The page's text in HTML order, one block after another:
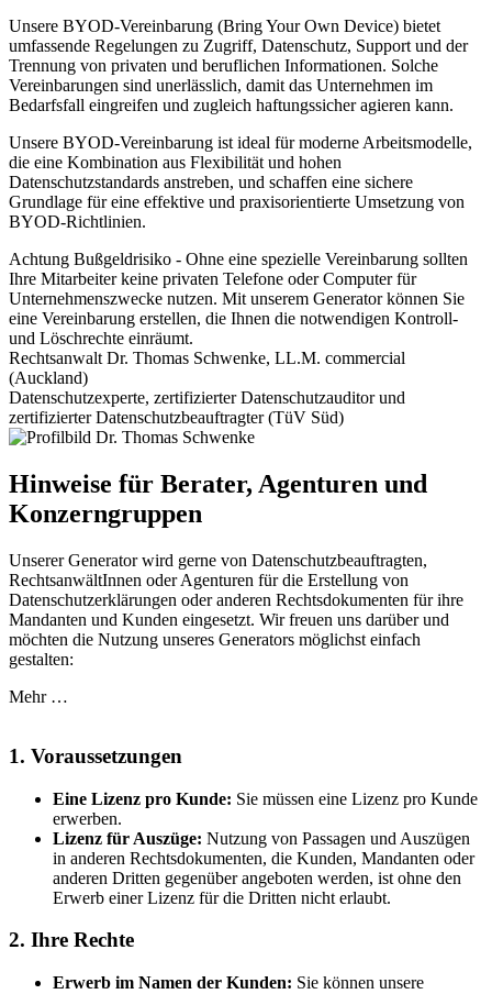
ordentlich als HTML Code in mein CMS übernehmen
kann und mich da nicht selbst um Formatierung oder
interne Links zu einzelnen Abschnitten kümmern
muss.Daneben sind die Erläuterungen zu den einzelnen
Abschnitten sehr hilfreich und ich freue mich sehr hier
direkt in der Erläuterung für mich eine gute
Entscheidungshilfe gefunden zu haben.Ich hatte vor
einigen Jahren schon einmal den Generaor gemeinsam
mit anderen Generatoren genutzt und bin nun sehr
begeistert, dass der Hinweis "vom Websiteinhaber
angepasst." nicht mehr erforderlich ist sondern auf
einen Klick alle Texte generiert und die Inhalte auch
zentral gespeichert werden.Die Lizenzbedingungen
sind, in meinen Augen, außerordentlich fair und gerade
bei Aktualisierungen freue ich mich unheimlich hier
einfach den Text in die Zwischenablage übernehmen zu
verständlichen Texten ist daher auch die Technik hinter
den Generator für mich ein echter Pluspunkt und ich
nutzen zu können und Bildnachweise im Impressum
nicht mehr immer manuell hinterlegen zu müssen
sondern so direkt im Kundenprofil hinterlegt zu
haben.Das sich Standardsoftware durch Modularität
diese "Webanwendung" ist für mich ebenfalls ein
Unsere BYOD-Vereinbarung (Bring Your Own Device) bietet
umfassende Regelungen zu Zugriff, Datenschutz, Support und der
Trennung von privaten und beruflichen Informationen. Solche
Vereinbarungen sind unerlässlich, damit das Unternehmen im
Bedarfsfall eingreifen und zugleich haftungssicher agieren kann.
Unsere BYOD-Vereinbarung ist ideal für moderne Arbeitsmodelle,
die eine Kombination aus Flexibilität und hohen
Datenschutzstandards anstreben, und schaffen eine sichere
Grundlage für eine effektive und praxisorientierte Umsetzung von
BYOD-Richtlinien.
Achtung Bußgeldrisiko - Ohne eine spezielle Vereinbarung sollten
Ihre Mitarbeiter keine privaten Telefone oder Computer für
Unternehmenszwecke nutzen. Mit unserem Generator können Sie
eine Vereinbarung erstellen, die Ihnen die notwendigen Kontroll-
und Löschrechte einräumt.
Rechtsanwalt Dr. Thomas Schwenke, LL.M. commercial
(Auckland)
Datenschutzexperte, zertifizierter Datenschutzauditor und
zertifizierter Datenschutzbeauftragter (TüV Süd)
Hinweise für Berater, Agenturen und
Konzerngruppen
Unserer Generator wird gerne von Datenschutzbeauftragten,
RechtsanwältInnen oder Agenturen für die Erstellung von
Datenschutzerklärungen oder anderen Rechtsdokumenten für ihre
Mandanten und Kunden eingesetzt. Wir freuen uns darüber und
möchten die Nutzung unseres Generators möglichst einfach
gestalten:
Mehr …
1. Voraussetzungen
Eine Lizenz pro Kunde: Sie müssen eine Lizenz pro Kunde
erwerben.
Lizenz für Auszüge: Nutzung von Passagen und Auszügen
in anderen Rechtsdokumenten, die Kunden, Mandanten oder
anderen Dritten gegenüber angeboten werden, ist ohne den
Erwerb einer Lizenz für die Dritten nicht erlaubt.
2. Ihre Rechte
Erwerb im Namen der Kunden: Sie können unsere